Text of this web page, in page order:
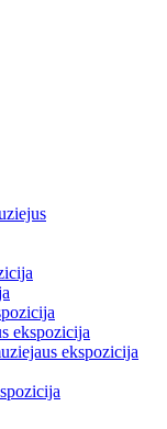
ekspozicija
ekspozicija